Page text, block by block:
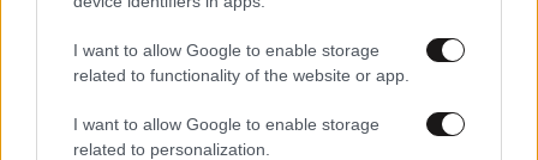
I want to allow Google to enable storage
related to functionality of the website or app.
I want to allow Google to enable storage
related to personalization.